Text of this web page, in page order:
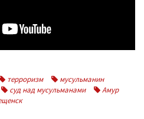
терроризм
мусульманин
суд над мусульманами
Амур